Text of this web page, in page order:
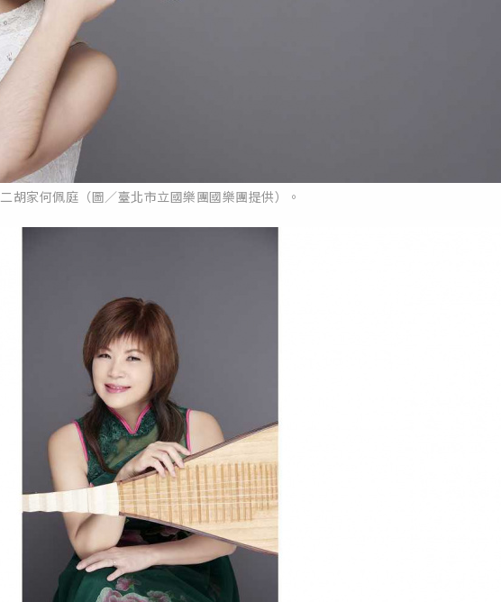
二胡家何佩庭（圖／臺北市立國樂團國樂團提供）。